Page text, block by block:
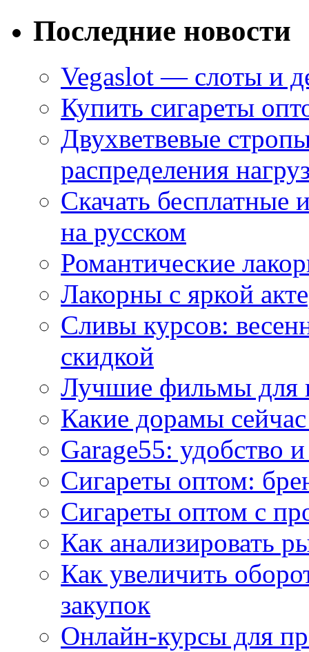
Последние новости
Vegaslot — слоты и
Купить сигареты
Двухветвевые
распределения
Скачать
на русском
Романтические
Лакорны с яркой
Сливы курсов:
скидкой
Лучшие фильмы для
Какие дорамы
Garage55: удобство
Сигареты оптом:
Сигареты оптом с
Как анализировать
Как увеличить
закупок
Онлайн-курсы для